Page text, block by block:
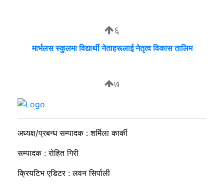
६
मार्भलस स्कुलमा विद्यार्थी नेताहरूलाई नेतृत्व विकास तालिम
७
सुदीप्ता क्यान्सर सर्भाइभर र्याम्प शो : जीवनले मृत्युलाई जितेको उत्सव
अध्यक्ष/प्रबन्ध सम्पादक : शर्मिला कार्की
सम्पादक : रोहित गिरी
क्रियटिभ एडिटर : लवन सिर्पाली